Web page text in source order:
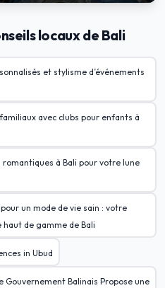
locaux de Bali
et stylisme d’événements
avec clubs pour enfants à
romantiques à Bali pour votre lune
un mode de vie sain : votre
de gamme de Bali
in Ubud
Gouvernement Balinais Propose une